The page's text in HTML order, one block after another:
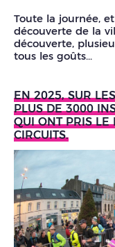
Toute la journée,
découverte de la
découverte,
tous les goûts...
EN 2025, SUR
PLUS DE 3000
QUI ONT PRIS LE
CIRCUITS.